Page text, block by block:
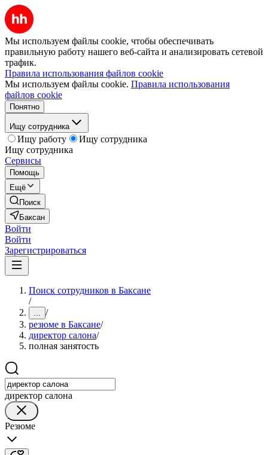
Мы используем файлы cookie, чтобы обеспечивать
правильную работу нашего веб-сайта и анализировать сетевой
трафик.
Правила использования файлов cookie
Мы используем файлы cookie. Правила использования
файлов cookie
Понятно
Ищу сотрудника
Ищу работу
Ищу сотрудника
Ищу сотрудника
Сервисы
Помощь
Ещё
Поиск
Баксан
Войти
Войти
Зарегистрироваться
Поиск сотрудников в Баксане
/
... /
резюме в Баксане/
директор салона/
полная занятость
директор салона
Резюме